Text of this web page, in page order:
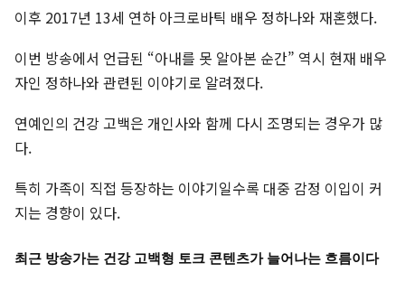
이후 2017년 13세 연하 아크로바틱 배우 정하나와 재혼했다.
이번 방송에서 언급된 “아내를 못 알아본 순간” 역시 현재 배우
자인 정하나와 관련된 이야기로 알려졌다.
연예인의 건강 고백은 개인사와 함께 다시 조명되는 경우가 많
다.
특히 가족이 직접 등장하는 이야기일수록 대중 감정 이입이 커
지는 경향이 있다.
최근 방송가는 건강 고백형 토크 콘텐츠가 늘어나는 흐름이다